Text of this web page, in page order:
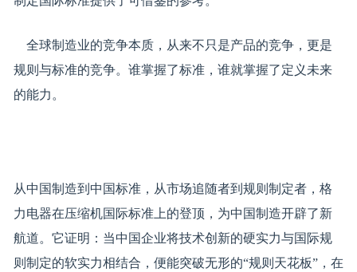
全球制造业的竞争本质，从来不只是产品的竞争，更是
规则与标准的竞争。谁掌握了标准，谁就掌握了定义未来
的能力。
从中国制造到中国标准，从市场追随者到规则制定者，格
力电器在压缩机国际标准上的登顶，为中国制造开辟了新
航道。它证明：当中国企业将技术创新的硬实力与国际规
则制定的软实力相结合，便能突破无形的“规则天花板”，在